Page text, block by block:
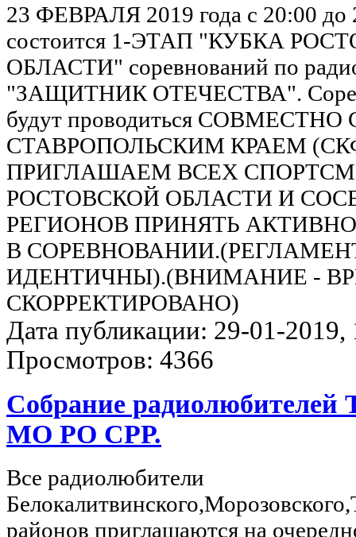
23 ФЕВРАЛЯ 2019 года с 20:00
состоится 1-ЭТАП "КУБКА
ОБЛАСТИ" соревнований по
"ЗАЩИТНИК ОТЕЧЕСТВА".
будут проводиться СОВМЕСТНО
СТАВРОПОЛЬСКИМ КРАЕМ
ПРИГЛАШАЕМ ВСЕХ
РОСТОВСКОЙ ОБЛАСТИ И
РЕГИОНОВ ПРИНЯТЬ
В
ИДЕНТИЧНЫ).(ВНИМАНИЕ -
СКОРРЕКТИРОВАНО)
Дата публикации: 29-01-2019,
Просмотров: 4366
Собрание радиолюбителей
МО РО СРР.
Все радиолюбители
районов приглашаются на